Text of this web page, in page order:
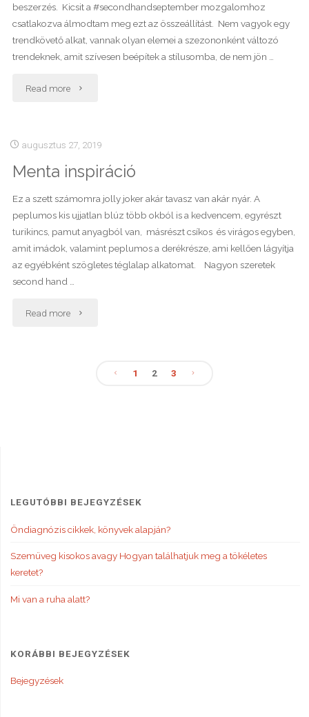
beszerzés. Kicsit a #secondhandseptember mozgalomhoz
csatlakozva álmodtam meg ezt az összeállítást. Nem vagyok egy
trendkövető alkat, vannak olyan elemei a szezononként változó
trendeknek, amit szívesen beépítek a stílusomba, de nem jön …
Read more "Őszi
augusztus 27, 2019
Menta inspiráció
Ez a szett számomra jolly joker akár tavasz van akár nyár. A
peplumos kis ujjatlan blúz több okból is a kedvencem, egyrészt
turikincs, pamut anyagból van, másrészt csíkos és virágos egyben,
amit imádok, valamint peplumos a derékrésze, ami kellően lágyítja
az egyébként szögletes téglalap alkatomat. Nagyon szeretek
second hand …
Read more "Menta
1 2 3
LEGUTÓBBI BEJEGYZÉSEK
Öndiagnózis cikkek, könyvek alapján?
Szemüveg kisokos avagy Hogyan találhatjuk meg a tökéletes
keretet?
Mi van a ruha alatt?
KORÁBBI BEJEGYZÉSEK
Bejegyzések